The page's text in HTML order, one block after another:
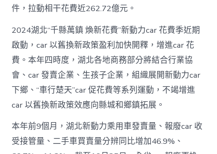
件，拉動相干花費近262.72億元。
2024湖北“千縣萬鎮 煥新花費”新動力car 花費季近期
啟動，car 以舊換新政策盈利加快開釋，增進car 花
費。本年四時度，湖北各地商務部分將結合行業協
會、car 發賣企業、生孩子企業，組織展開新動力car
下鄉、“車行楚天”car 促花費等系列運動，不竭增進
car 以舊換新政策效應向縣城和鄉鎮拓展。
本年前9個月，湖北新動力乘用車發賣量、報廢car 收
受接管量、二手車買賣量分辨同比增加46.9%、